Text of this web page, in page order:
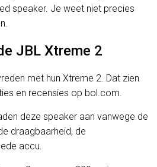
speaker. Je weet niet precies
JBL Xtreme 2
met hun Xtreme 2. Dat zien
en recensies op bol.com.
deze speaker aan vanwege de
draagbaarheid, de
accu.